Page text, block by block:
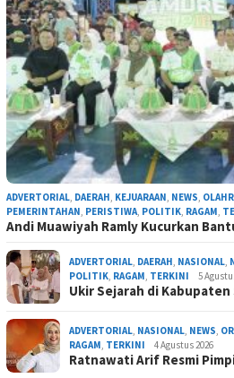
ADVERTORIAL, DAERAH, KEJUARAAN, NEWS,
PEMERINTAHAN, PERISTIWA, POLITIK, RAGAM,
Andi Muawiyah Ramly Kucurkan
ADVERTORIAL, DAERAH, NASIONAL,
POLITIK, RAGAM, TERKINI 5
Ukir Sejarah di
ADVERTORIAL, NASIONAL, NEWS,
RAGAM, TERKINI 4 Agustus 2026
Ratnawati Arif Resmi